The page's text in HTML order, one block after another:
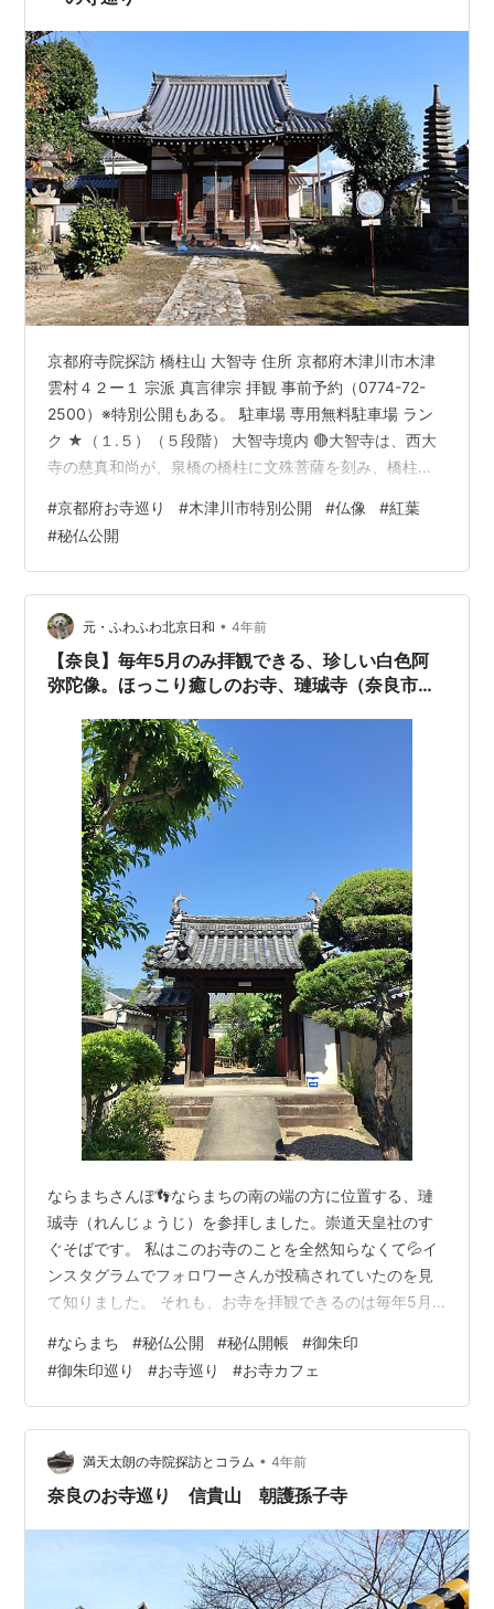
京都府寺院探訪 橋柱山 大智寺 住所 京都府木津川市木津
雲村４２ー１ 宗派 真言律宗 拝観 事前予約（0774-72-
2500）※特別公開もある。 駐車場 専用無料駐車場 ラン
ク ★（１.５）（５段階） 大智寺境内 🔴大智寺は、西大
寺の慈真和尚が、泉橋の橋柱に文殊菩薩を刻み、橋柱寺
した。 寛文９年（１６６９）に荒廃していた寺を再興
し、寺名も大智寺としました。 大智寺本尊・文殊菩薩
（重文）鎌倉時代 ●十一面観音（重文）藤原時代 も所蔵
しています。 心道山 安福寺 住所 京都府木津川市木津宮
ノ裏２７４ 宗派 西山浄土宗 拝観 特別公開 ５００円 …
#京都府お寺巡り #木津川市特別公開 #仏像 #紅葉
#秘仏公開
元・ふわふわ北京日和 • 4年前
【奈良】毎年5月のみ拝観できる、珍しい白色阿
弥陀像。ほっこり癒しのお寺、璉珹寺（奈良市・
ならまちさんぽ👣ならまちの南の端の方に位置する、璉
珹寺（れんじょうじ）を参拝しました。崇道天皇社のす
ぐそばです。 私はこのお寺のことを全然知らなくて💦イ
ンスタグラムでフォロワーさんが投稿されていたのを見
て知りました。 それも、お寺を拝観できるのは毎年5月
か…これは行ってみたい！ と、5月最後の週末、ギリギリ
で伺うことができました。 これが、本当に行って良かっ
た！と思える、とても素敵なお寺さんでした。 ↑崇道天
皇社のすぐ近くに、ひっそりとあるお寺です。知らなけ
れば通り過ぎてしまうような、一見民家のような門構
え。1年で5月だけ拝観できるとあって、お寺…
#ならまち #秘仏公開 #秘仏開帳 #御朱印
#御朱印巡り #お寺巡り #お寺カフェ
満天太朗の寺院探訪とコラム • 4年前
奈良のお寺巡り 信貴山 朝護孫子寺